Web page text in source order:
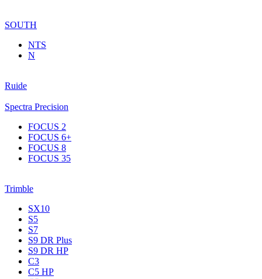
SOUTH
NTS
N
Ruide
Spectra Precision
FOCUS 2
FOCUS 6+
FOCUS 8
FOCUS 35
Trimble
SX10
S5
S7
S9 DR Plus
S9 DR HP
C3
С5 НР